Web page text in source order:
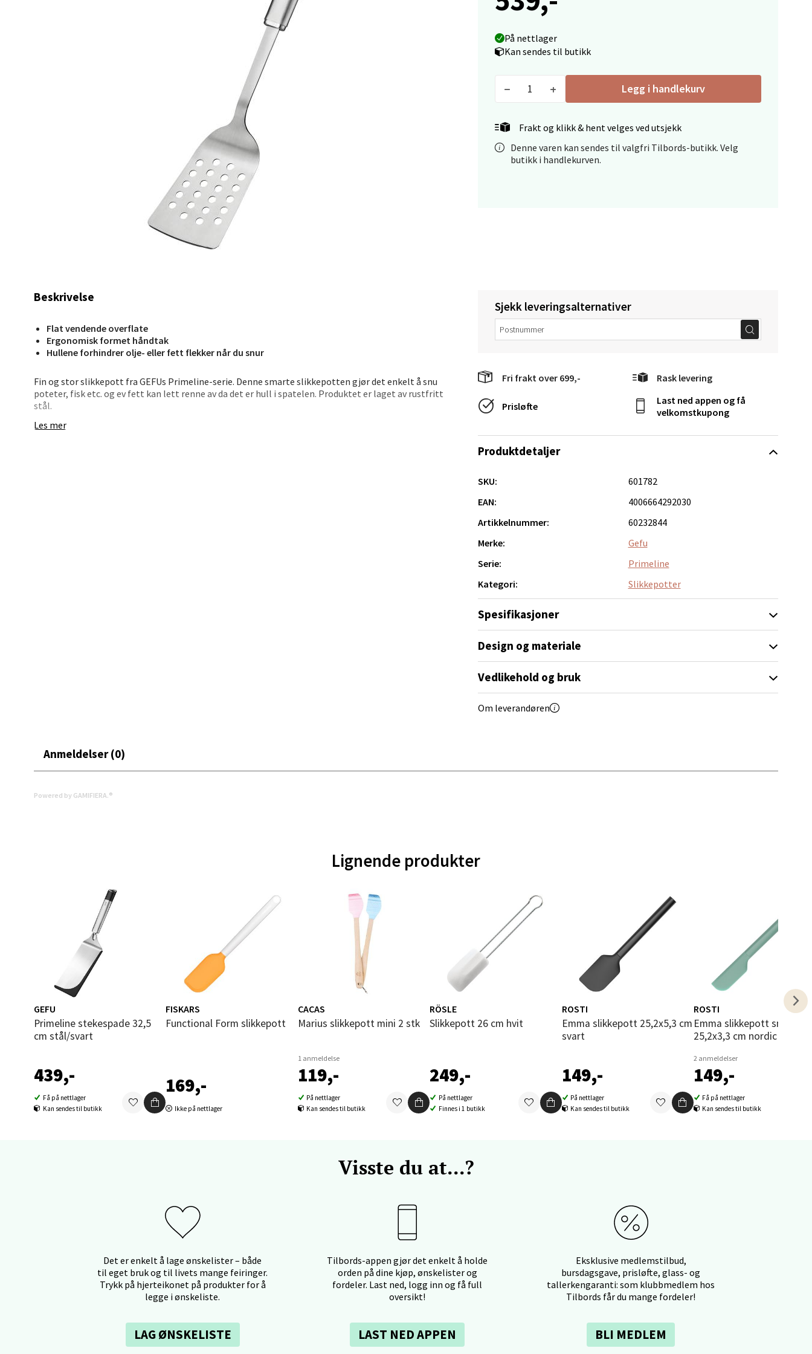
På nettlager
Kan sendes til butikk
Legg i handlekurv
Frakt og klikk & hent velges ved utsjekk
Denne varen kan sendes til valgfri Tilbords-butikk. Velg
butikk i handlekurven.
Beskrivelse
Flat vendende overflate
Ergonomisk formet håndtak
Hullene forhindrer olje- eller fett flekker når du snur
Fin og stor slikkepott fra GEFUs Primeline-serie. Denne smarte slikkepotten gjør det enkelt å snu
poteter, fisk etc. og ev fett kan lett renne av da det er hull i spatelen. Produktet er laget av rustfritt
stål.
Les mer
Sjekk leveringsalternativer
Fri frakt over 699,- Rask levering
Prisløfte
Last ned appen og få
velkomstkupong
Produktdetaljer
SKU:
601782
EAN:
4006664292030
Artikkelnummer:
60232844
Merke:
Gefu
Serie:
Primeline
Kategori:
Slikkepotter
Spesifikasjoner
Design og materiale
Vedlikehold og bruk
Om leverandøren
Anmeldelser (0)
Powered by GAMIFIERA.®
Lignende produkter
GEFU
Primeline stekespade 32,5
cm stål/svart
439,-
Få på nettlager
Kan sendes til butikk
FISKARS
Functional Form slikkepott
169,-
Ikke på nettlager
CACAS
Marius slikkepott mini 2 stk
1 anmeldelse
119,-
På nettlager
Kan sendes til butikk
RÖSLE
Slikkepott 26 cm hvit
249,-
På nettlager
Finnes i 1 butikk
ROSTI
Emma slikkepott 25,2x5,3 cm
svart
149,-
På nettlager
Kan sendes til butikk
ROSTI
Emma slikkepott smal
25,2x3,3 cm nordic green
2 anmeldelser
149,-
Få på nettlager
Kan sendes til butikk
Visste du at...?
Det er enkelt å lage ønskelister – både
til eget bruk og til livets mange feiringer.
Trykk på hjerteikonet på produkter for å
legge i ønskeliste.
LAG ØNSKELISTE
Tilbords-appen gjør det enkelt å holde
orden på dine kjøp, ønskelister og
fordeler. Last ned, logg inn og få full
oversikt!
LAST NED APPEN
Eksklusive medlemstilbud,
bursdagsgave, prisløfte, glass- og
tallerkengaranti: som klubbmedlem hos
Tilbords får du mange fordeler!
BLI MEDLEM
Åpent i dag 10-18
0 i butikk
Velg
Stavanger og Sandnes - Kilden Senter
Gartnerveien 16, 4016 Stavanger
Åpent i dag 10-18
0 i butikk
Velg
Stavanger og Sandnes - Kvadrat
0 i butikk
Velg
Velg
Levanger - Magneten
Moafjæra 14, 7606 Levanger
Åpent i dag 10-18
0 i butikk
Velg
Mandal - Alti Mandal
Åpent i dag 10-18
Mo i Rana - Thon Senter Mo i Rana
Fridtjof Nansensgate 22, 8622 Mo i Rana